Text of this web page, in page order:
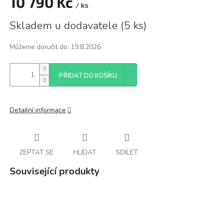
/ ks
cena:
Skladem u dodavatele (5 ks)
Můžeme doručit do: 19.8.2026
PŘIDAT DO KOŠÍKU
Detailní informace
ZEPTAT SE HLÍDAT SDÍLET
Související produkty